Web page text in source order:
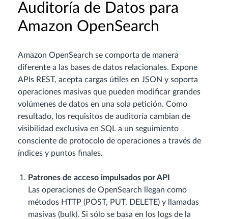
Auditoría de Datos para
Amazon OpenSearch
Amazon OpenSearch se comporta de manera
diferente a las bases de datos relacionales. Expone
APIs REST, acepta cargas útiles en JSON y soporta
operaciones masivas que pueden modificar grandes
volúmenes de datos en una sola petición. Como
resultado, los requisitos de auditoría cambian de
visibilidad exclusiva en SQL a un seguimiento
consciente de protocolo de operaciones a través de
índices y puntos finales.
Patrones de acceso impulsados por API
Las operaciones de OpenSearch llegan como
métodos HTTP (POST, PUT, DELETE) y llamadas
masivas (bulk). Si sólo se basa en los logs de la